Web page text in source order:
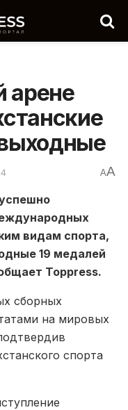
арене
AA
видам спорта,
19 медалей
Toppress.
сборных
на мировых
спорта